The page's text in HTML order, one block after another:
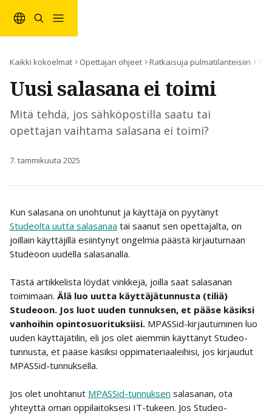
Kaikki kokoelmat Opettajan ohjeet Ratkaisuja pulmatilanteisiin
Uusi salasana ei toimi
Mitä tehdä, jos sähköpostilla saatu tai
opettajan vaihtama salasana ei toimi?
7. tammikuuta 2025
Kun salasana on unohtunut ja käyttäjä on pyytänyt
Studeolta uutta salasanaa tai saanut sen opettajalta, on
joillain käyttäjillä esiintynyt ongelmia päästä kirjautumaan
Studeoon uudella salasanalla.
Tästä artikkelista löydät vinkkejä, joilla saat salasanan
toimimaan. Älä luo uutta käyttäjätunnusta (tiliä)
Studeoon. Jos luot uuden tunnuksen, et pääse käsiksi
vanhoihin opintosuorituksiisi. MPASSid-kirjautuminen luo
uuden käyttäjätilin, eli jos olet aiemmin käyttänyt Studeo-
tunnusta, et pääse käsiksi oppimateriaaleihisi, jos kirjaudut
MPASSid-tunnuksella.
Jos olet unohtanut MPASSid-tunnuksen salasanan, ota
yhteyttä oman oppilaitoksesi IT-tukeen. Jos Studeo-